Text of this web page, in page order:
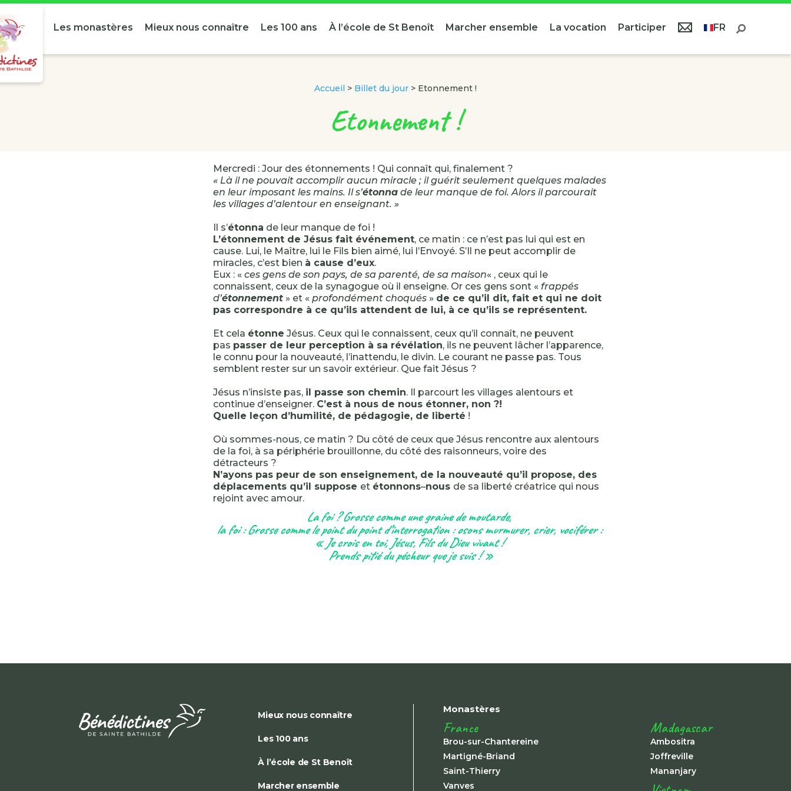
Les monastères Mieux nous connaître Les 100 ans À l’école de St Benoît Marcher ensemble La vocation Participer FR
Accueil > Billet du jour > Etonnement !
Etonnement !
Mercredi : Jour des étonnements ! Qui connaît qui, finalement ?
« Là il ne pouvait accomplir aucun miracle ; il guérit seulement quelques malades
en leur imposant les mains. Il s’étonna de leur manque de foi. Alors il parcourait
les villages d’alentour en enseignant. »
Il s’étonna de leur manque de foi !
L’étonnement de Jésus fait événement, ce matin : ce n’est pas lui qui est en
cause. Lui, le Maître, lui le Fils bien aimé, lui l’Envoyé. S’Il ne peut accomplir de
miracles, c’est bien à cause d’eux.
Eux : « ces gens de son pays, de sa parenté, de sa maison« , ceux qui le
connaissent, ceux de la synagogue où il enseigne. Or ces gens sont « frappés
d’étonnement » et « profondément choqués » de ce qu’il dit, fait et qui ne doit
pas correspondre à ce qu’ils attendent de lui, à ce qu’ils se représentent.
Et cela étonne Jésus. Ceux qui le connaissent, ceux qu’il connaît, ne peuvent
pas passer de leur perception à sa révélation, ils ne peuvent lâcher l’apparence,
le connu pour la nouveauté, l’inattendu, le divin. Le courant ne passe pas. Tous
semblent rester sur un savoir extérieur. Que fait Jésus ?
Jésus n’insiste pas, il passe son chemin. Il parcourt les villages alentours et
continue d’enseigner. C’est à nous de nous étonner, non ?!
Quelle leçon d’humilité, de pédagogie, de liberté !
Où sommes-nous, ce matin ? Du côté de ceux que Jésus rencontre aux alentours
de la foi, à sa périphérie brouillonne, du côté des raisonneurs, voire des
détracteurs ?
N’ayons pas peur de son enseignement, de la nouveauté qu’il propose, des
déplacements qu’il suppose et étonnons–nous de sa liberté créatrice qui nous
rejoint avec amour.
La foi ? Grosse comme une graine de moutarde,
la foi : Grosse comme le point du point d’interrogation : osons murmurer, crier, vociférer :
« Je crois en toi, Jésus, Fils du Dieu vivant !
Prends pitié du pécheur que je suis ! »
Mieux nous connaître
Les 100 ans
À l’école de St Benoît
Marcher ensemble
Monastères
France
Brou-sur-Chantereine
Martigné-Briand
Saint-Thierry
Vanves
Madagascar
Ambositra
Joffreville
Mananjary